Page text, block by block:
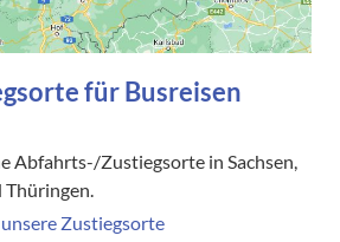
für Busreisen
Abfahrts-/Zustiegsorte in Sachsen,
Zustiegsorte